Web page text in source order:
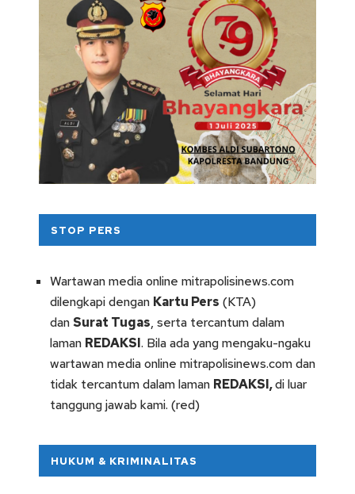
STOP PERS
Wartawan media online mitrapolisinews.com
dilengkapi dengan Kartu Pers (KTA)
dan Surat Tugas, serta tercantum dalam
laman REDAKSI. Bila ada yang mengaku-ngaku
wartawan media online mitrapolisinews.com dan
tidak tercantum dalam laman REDAKSI,di luar
tanggung jawab kami. (red)
HUKUM & KRIMINALITAS